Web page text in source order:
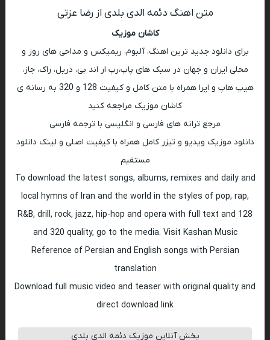
متن اهنگ دئمه الدی بلدی از رضا عزتی
کاشان موزیک
برای دانلود جدید ترین اهنگ، آلبوم، ریمیکس و مداحی های روز و
محلی ایران و جهان در سبک های پاپ،رپ ار اند بی، دریل، راک، جاز،
هیپ هاپ و اپرا همراه با متن کامل و کیفیت 128 و 320 به رسانه ی
کاشان موزیک مراجعه کنید
مرجع ترانه های فارسی و انگلیسی با ترجمه فارسی
دانلود موزیک ویدیو و تیزر کامل همراه با کیفیت اصلی و لینک دانلود
مستقیم
To download the latest songs, albums, remixes and daily and
local hymns of Iran and the world in the styles of pop, rap,
R&B, drill, rock, jazz, hip-hop and opera with full text and 128
and 320 quality, go to the media. Visit Kashan Music
Reference of Persian and English songs with Persian
translation
Download full music video and teaser with original quality and
direct download link
پخش آنلاین موزیک دئمه الدی بلدی